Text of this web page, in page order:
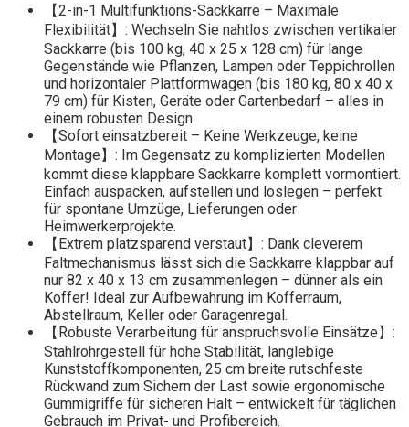
【2-in-1 Multifunktions-Sackkarre – Maximale
Flexibilität】: Wechseln Sie nahtlos zwischen vertikaler
Sackkarre (bis 100 kg, 40 x 25 x 128 cm) für lange
Gegenstände wie Pflanzen, Lampen oder Teppichrollen
und horizontaler Plattformwagen (bis 180 kg, 80 x 40 x
79 cm) für Kisten, Geräte oder Gartenbedarf – alles in
einem robusten Design.
【Sofort einsatzbereit – Keine Werkzeuge, keine
Montage】: Im Gegensatz zu komplizierten Modellen
kommt diese klappbare Sackkarre komplett vormontiert.
Einfach auspacken, aufstellen und loslegen – perfekt
für spontane Umzüge, Lieferungen oder
Heimwerkerprojekte.
【Extrem platzsparend verstaut】: Dank cleverem
Faltmechanismus lässt sich die Sackkarre klappbar auf
nur 82 x 40 x 13 cm zusammenlegen – dünner als ein
Koffer! Ideal zur Aufbewahrung im Kofferraum,
Abstellraum, Keller oder Garagenregal.
【Robuste Verarbeitung für anspruchsvolle Einsätze】:
Stahlrohrgestell für hohe Stabilität, langlebige
Kunststoffkomponenten, 25 cm breite rutschfeste
Rückwand zum Sichern der Last sowie ergonomische
Gummigriffe für sicheren Halt – entwickelt für täglichen
Gebrauch im Privat- und Profibereich.